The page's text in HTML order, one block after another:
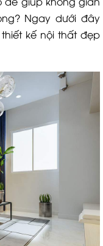
Ngay dưới đây
kế nội thất đẹp